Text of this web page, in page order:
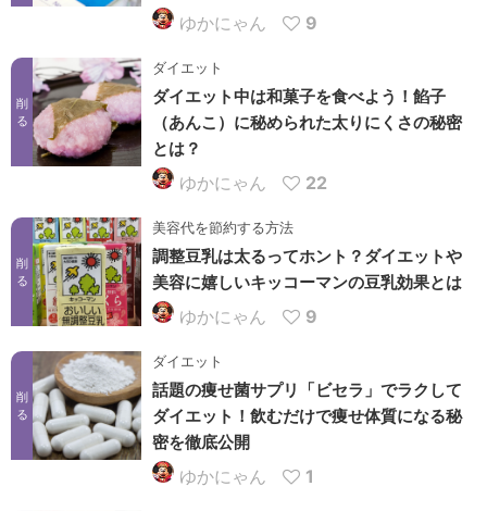
ゆかにゃん 9
削
る
ダイエット
ダイエット中は和菓子を食べよう！餡子
（あんこ）に秘められた太りにくさの秘密
とは？
ゆかにゃん 22
削
る
美容代を節約する方法
調整豆乳は太るってホント？ダイエットや
美容に嬉しいキッコーマンの豆乳効果とは
ゆかにゃん 9
削
る
ダイエット
話題の痩せ菌サプリ「ビセラ」でラクして
ダイエット！飲むだけで痩せ体質になる秘
密を徹底公開
ゆかにゃん 1